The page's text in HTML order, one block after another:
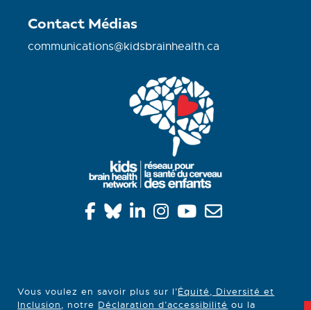
Contact Médias
communications@kidsbrainhealth.ca
Vous voulez en savoir plus sur l’Équité, Diversité et
Inclusion, notre Déclaration d’accessibilité ou la